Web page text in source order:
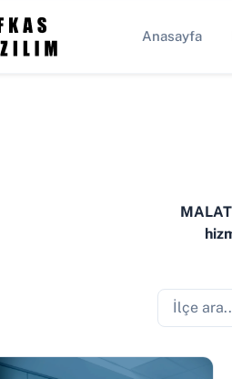
Anasayfa